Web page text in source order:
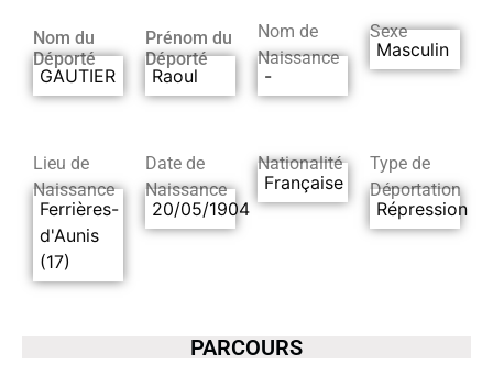
Nom du
Déporté
GAUTIER
Prénom du
Déporté
Raoul
Nom de
Naissance
-
Sexe
Masculin
Lieu de
Naissance
Ferrières-
d'Aunis
(17)
Date de
Naissance
20/05/1904
Nationalité
Française
Type de
Déportation
Répression
PARCOURS